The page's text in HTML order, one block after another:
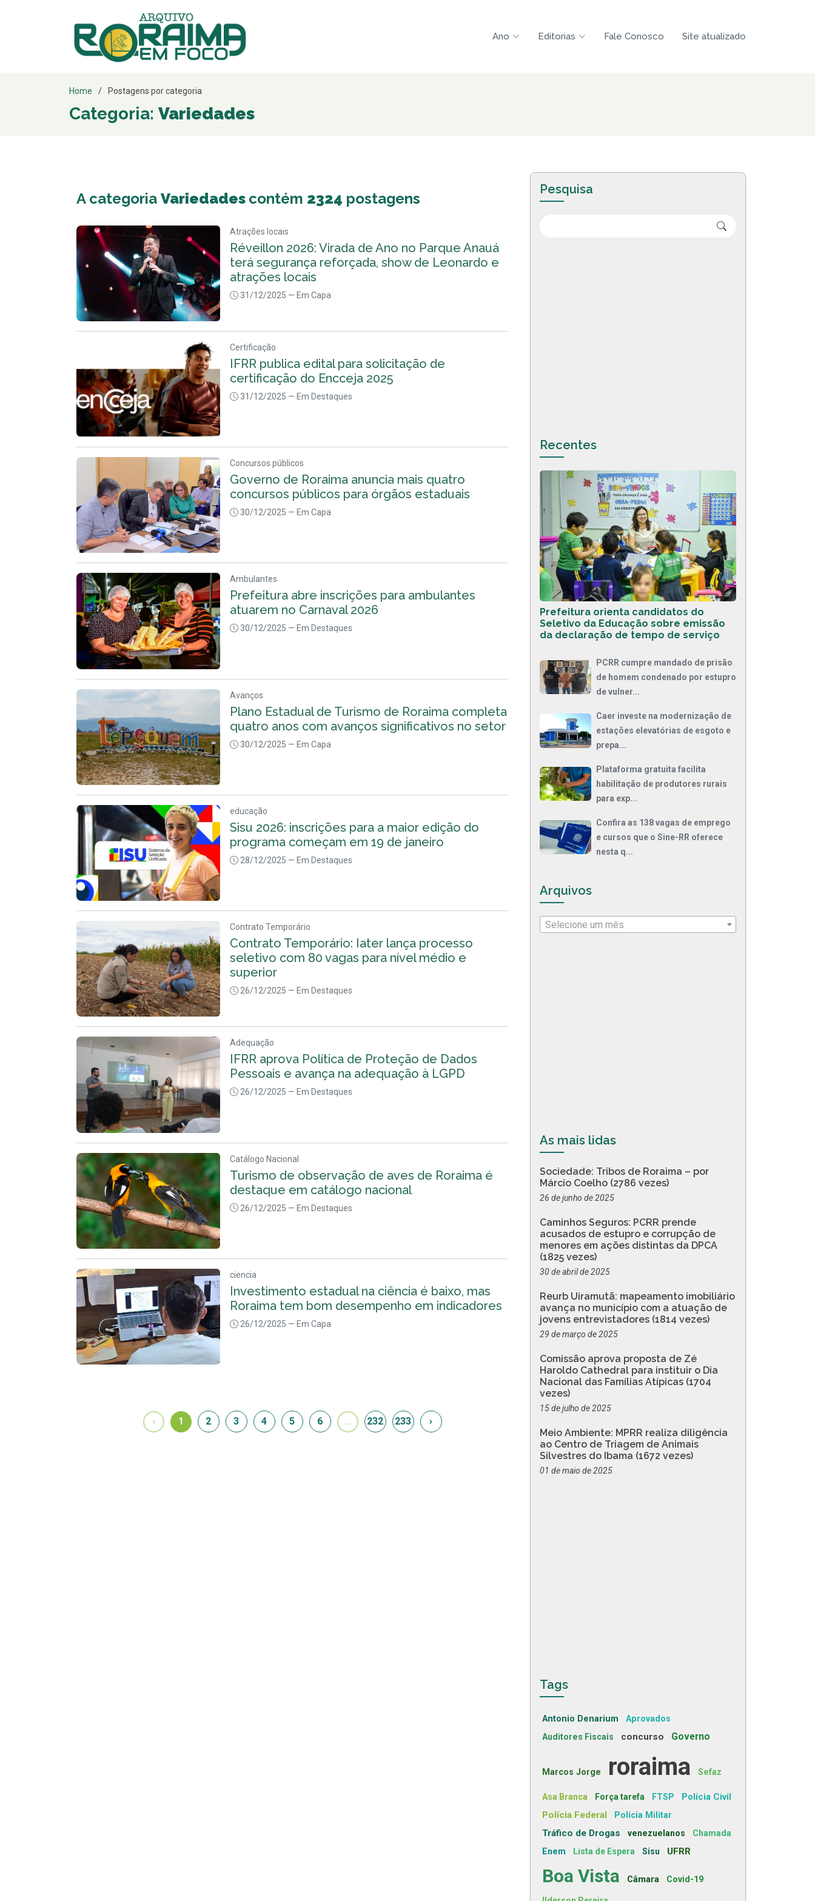
Ano Editorias Fale Conosco Site atualizado
Home Postagens por categoria
Categoria: Variedades
A categoria Variedades contém 2324 postagens
Atrações locais
Réveillon 2026: Virada de Ano no Parque Anauá
terá segurança reforçada, show de Leonardo e
atrações locais
31/12/2025 — Em Capa
Certificação
IFRR publica edital para solicitação de
certificação do Encceja 2025
31/12/2025 — Em Destaques
Concursos públicos
Governo de Roraima anuncia mais quatro
concursos públicos para órgãos estaduais
30/12/2025 — Em Capa
Ambulantes
Prefeitura abre inscrições para ambulantes
atuarem no Carnaval 2026
30/12/2025 — Em Destaques
Avanços
Plano Estadual de Turismo de Roraima completa
quatro anos com avanços significativos no setor
30/12/2025 — Em Capa
educação
Sisu 2026: inscrições para a maior edição do
programa começam em 19 de janeiro
28/12/2025 — Em Destaques
Contrato Temporário
Contrato Temporário: Iater lança processo
seletivo com 80 vagas para nível médio e
superior
26/12/2025 — Em Destaques
Adequação
IFRR aprova Política de Proteção de Dados
Pessoais e avança na adequação à LGPD
26/12/2025 — Em Destaques
Catálogo Nacional
Turismo de observação de aves de Roraima é
destaque em catálogo nacional
26/12/2025 — Em Destaques
ciencia
Investimento estadual na ciência é baixo, mas
Roraima tem bom desempenho em indicadores
26/12/2025 — Em Capa
‹ 1 2 3 4 5 6 ... 232 233 ›
Pesquisa
Recentes
Prefeitura orienta candidatos do
Seletivo da Educação sobre emissão
da declaração de tempo de serviço
PCRR cumpre mandado de prisão
de homem condenado por estupro
de vulner...
Caer investe na modernização de
estações elevatórias de esgoto e
prepa...
Plataforma gratuita facilita
habilitação de produtores rurais
para exp...
Confira as 138 vagas de emprego
e cursos que o Sine-RR oferece
nesta q...
Arquivos
Selecione um mês
As mais lidas
Sociedade: Tribos de Roraima – por
Márcio Coelho (2786 vezes)
26 de junho de 2025
Caminhos Seguros: PCRR prende
acusados de estupro e corrupção de
menores em ações distintas da DPCA
(1825 vezes)
30 de abril de 2025
Reurb Uiramutã: mapeamento imobiliário
avança no município com a atuação de
jovens entrevistadores (1814 vezes)
29 de março de 2025
Comissão aprova proposta de Zé
Haroldo Cathedral para instituir o Dia
Nacional das Famílias Atípicas (1704
vezes)
15 de julho de 2025
Meio Ambiente: MPRR realiza diligência
ao Centro de Triagem de Animais
Silvestres do Ibama (1672 vezes)
01 de maio de 2025
Tags
Antonio Denarium Aprovados
Auditores Fiscais concurso Governo
Marcos Jorge roraima Sefaz
Asa Branca Força tarefa FTSP
Polícia Civil
Polícia Federal
Polícia Militar
Tráfico de Drogas venezuelanos
Chamada
Enem
Lista de Espera Sisu UFRR
Boa Vista Câmara Covid-19